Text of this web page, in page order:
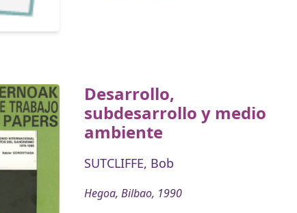
Desarrollo,
subdesarrollo y medio
ambiente
SUTCLIFFE, Bob
Hegoa, Bilbao, 1990